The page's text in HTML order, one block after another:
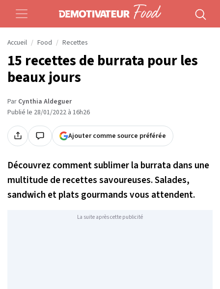
Accueil Food Recettes
15 recettes de burrata pour les
beaux jours
Par Cynthia Aldeguer
Publié le 28/01/2022 à 16h26
Ajouter comme source préférée
Découvrez comment sublimer la burrata dans une
multitude de recettes savoureuses. Salades,
sandwich et plats gourmands vous attendent.
La suite après cette publicité